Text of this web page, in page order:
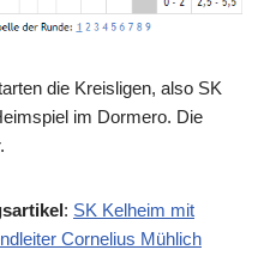
die Kreisligen, also SK
im Dormero. Die
: SK Kelheim mit
Cornelius Mühlich